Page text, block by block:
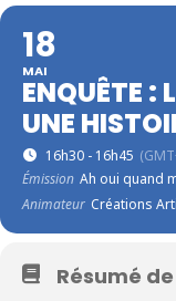
18
MAI
ENQUÊTE :
UNE
16h30 - 16h45
Émission Ah oui quand
Animateur Créations
Résumé